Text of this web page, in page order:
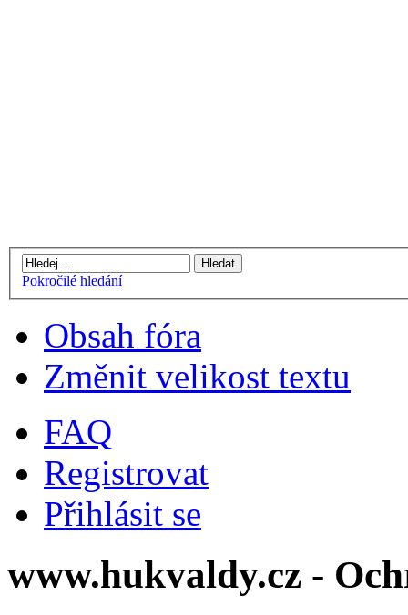
Pokročilé hledání
Obsah fóra
Změnit velikost textu
FAQ
Registrovat
Přihlásit se
www.hukvaldy.cz -